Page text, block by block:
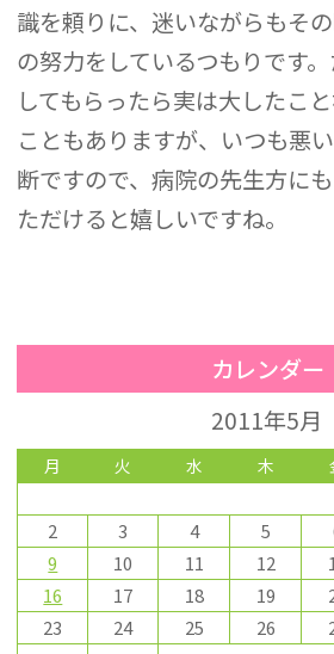
識を頼りに、迷いながらもそ
の努力をしているつもりです
してもらったら実は大したこ
こともありますが、いつも悪
断ですので、病院の先生方に
ただけると嬉しいですね。
カレンダー
2011年5月
月 火 水 木
2
3 4 5
9
10 11 12
16
17 18 19
23
24 25 26